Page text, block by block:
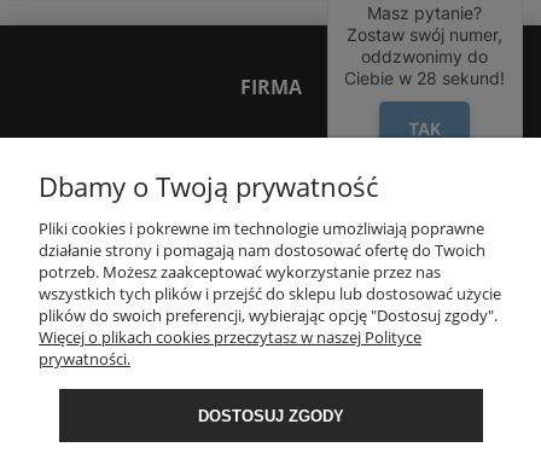
FIRMA
INFORMACJE
OBSŁUGA KLIENTA
OBSERWUJ NAS
Dbamy o Twoją prywatność
Pliki cookies i pokrewne im technologie umożliwiają poprawne
działanie strony i pomagają nam dostosować ofertę do Twoich
potrzeb. Możesz zaakceptować wykorzystanie przez nas
wszystkich tych plików i przejść do sklepu lub dostosować użycie
plików do swoich preferencji, wybierając opcję "Dostosuj zgody".
Więcej o plikach cookies przeczytasz w naszej Polityce
prywatności.
DOSTOSUJ ZGODY
Masz pytanie?
Zostaw swój numer,
oddzwonimy do
Ciebie w 28 sekund!
TAK